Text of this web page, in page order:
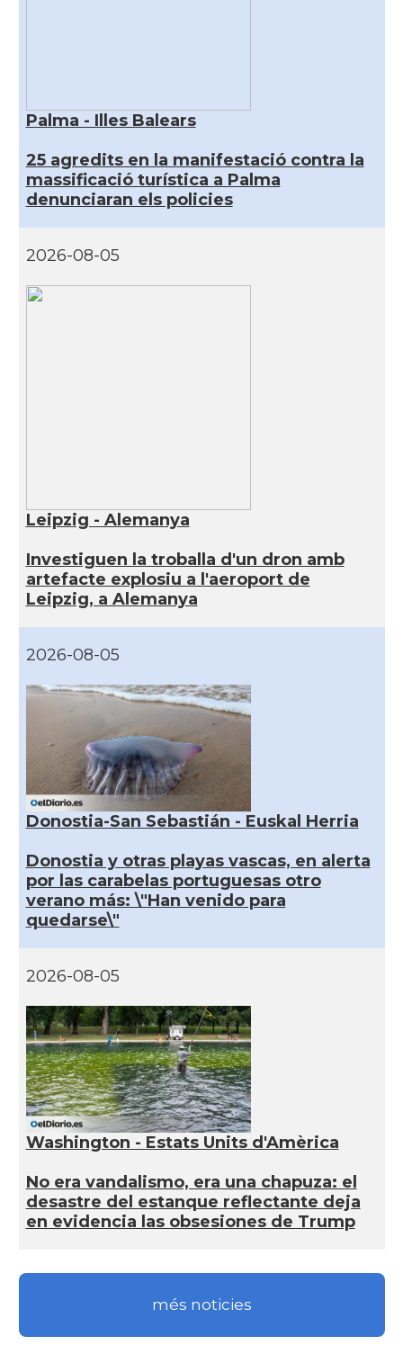
Palma - Illes Balears
25 agredits en la manifestació contra la
massificació turística a Palma
denunciaran els policies
2026-08-05
Leipzig - Alemanya
Investiguen la troballa d'un dron amb
artefacte explosiu a l'aeroport de
Leipzig, a Alemanya
2026-08-05
Donostia-San Sebastián - Euskal Herria
Donostia y otras playas vascas, en alerta
por las carabelas portuguesas otro
verano más: \"Han venido para
quedarse\"
2026-08-05
Washington - Estats Units d'Amèrica
No era vandalismo, era una chapuza: el
desastre del estanque reflectante deja
en evidencia las obsesiones de Trump
més noticies